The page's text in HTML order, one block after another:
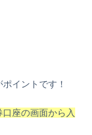
イントです！
座の画面から入